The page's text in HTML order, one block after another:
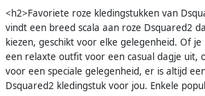
<h2>Favoriete roze kledingstukken van
vindt een breed scala aan roze Dsquared2
kiezen, geschikt voor elke gelegenheid. Of
een relaxte outfit voor een casual dagje uit,
voor een speciale gelegenheid, er is altijd
Dsquared2 kledingstuk voor jou. Enkele